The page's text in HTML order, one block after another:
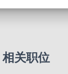
相关职位